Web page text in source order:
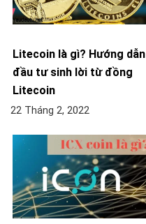
Litecoin là gì? Hướng dẫn
đầu tư sinh lời từ đồng
Litecoin
22 Tháng 2, 2022